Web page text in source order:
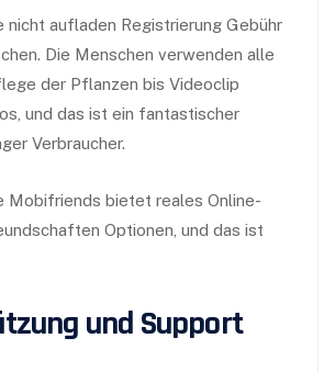
nicht aufladen Registrierung Gebühr
Die Menschen verwenden alle
der Pflanzen bis Videoclip
und das ist ein fantastischer
Verbraucher.
Mobifriends bietet reales Online-
Optionen, und das ist
und Support